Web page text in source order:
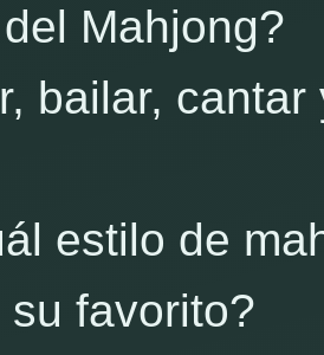
Mahjong?
bailar,
estilo de
su favorito?